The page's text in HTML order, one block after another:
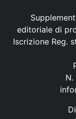
editoriale di
Iscrizione Reg.